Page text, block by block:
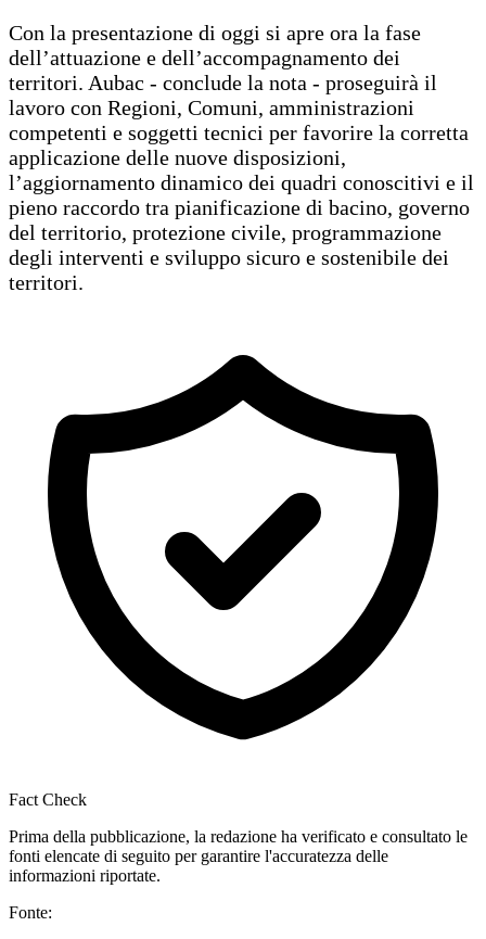
Con la presentazione di oggi si apre ora la fase
dell’attuazione e dell’accompagnamento dei
territori. Aubac - conclude la nota - proseguirà il
lavoro con Regioni, Comuni, amministrazioni
competenti e soggetti tecnici per favorire la corretta
applicazione delle nuove disposizioni,
l’aggiornamento dinamico dei quadri conoscitivi e il
pieno raccordo tra pianificazione di bacino, governo
del territorio, protezione civile, programmazione
degli interventi e sviluppo sicuro e sostenibile dei
territori.
Fact Check
Prima della pubblicazione, la redazione ha verificato e consultato le
fonti elencate di seguito per garantire l'accuratezza delle
informazioni riportate.
Fonte: